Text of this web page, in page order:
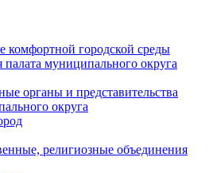
комфортной городской среды
муниципального округа
органы и представительства
округа
религиозные объединения